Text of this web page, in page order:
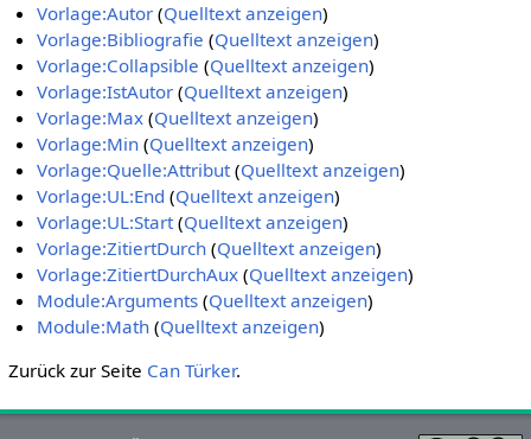
Vorlage:Autor (Quelltext anzeigen)
Vorlage:Bibliografie (Quelltext anzeigen)
Vorlage:Collapsible (Quelltext anzeigen)
Vorlage:IstAutor (Quelltext anzeigen)
Vorlage:Max (Quelltext anzeigen)
Vorlage:Min (Quelltext anzeigen)
Vorlage:Quelle:Attribut(Quelltext anzeigen)
Vorlage:UL:End (Quelltext anzeigen)
Vorlage:UL:Start(Quelltext anzeigen)
Vorlage:ZitiertDurch (Quelltext anzeigen)
Vorlage:ZitiertDurchAux (Quelltext anzeigen)
Module:Arguments (Quelltext anzeigen)
Module:Math (Quelltext anzeigen)
Zurück zur Seite Can Türker.